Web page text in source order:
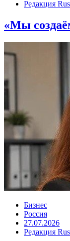
Редакция
«Мы
Бизнес
Россия
27.07.2026
Редакция